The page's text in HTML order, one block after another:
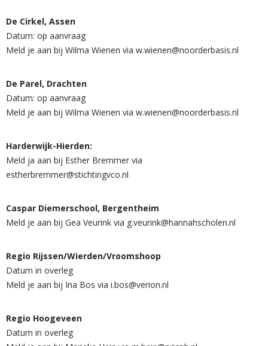
De Cirkel, Assen
Datum: op aanvraag
Meld je aan bij Wilma Wienen via w.wienen@noorderbasis.nl
De Parel, Drachten
Datum: op aanvraag
Meld je aan bij Wilma Wienen via w.wienen@noorderbasis.nl
Harderwijk-Hierden:
Meld ja aan bij Esther Bremmer via
estherbremmer@stichtingvco.nl
Caspar Diemerschool, Bergentheim
Meld je aan bij Gea Veurink via g.veurink@hannahscholen.nl
Regio Rijssen/Wierden/Vroomshoop
Datum in overleg
Meld je aan bij Ina Bos via i.bos@verion.nl
Regio Hoogeveen
Datum in overleg